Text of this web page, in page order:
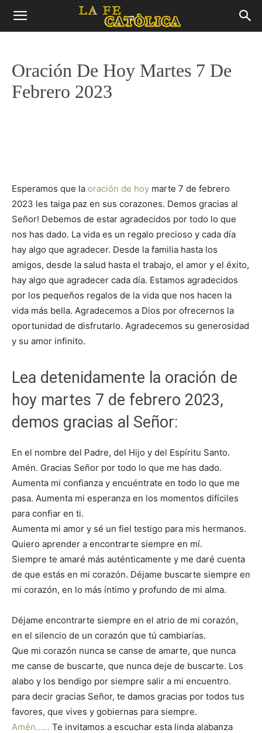
Oración De Hoy Martes 7 De
Febrero 2023
Esperamos que la oración de hoy marte 7 de febrero
2023 les taiga paz en sus corazones. Demos gracias al
Señor! Debemos de estar agradecidos por todo lo que
nos has dado. La vida es un regalo precioso y cada día
hay algo que agradecer. Desde la familia hasta los
amigos, desde la salud hasta el trabajo, el amor y el éxito,
hay algo que agradecer cada día. Estamos agradecidos
por los pequeños regalos de la vida que nos hacen la
vida más bella. Agradecemos a Dios por ofrecernos la
oportunidad de disfrutarlo. Agradecemos su generosidad
y su amor infinito.
Lea detenidamente la oración de
hoy martes 7 de febrero 2023,
demos gracias al Señor:
En el nombre del Padre, del Hijo y del Espíritu Santo.
Amén. Gracias Señor por todo lo que me has dado.
Aumenta mi confianza y encuéntrate en todo lo que me
pasa. Aumenta mi esperanza en los momentos difíciles
para confiar en ti.
Aumenta mi amor y sé un fiel testigo para mis hermanos.
Quiero aprender a encontrarte siempre en mí.
Siempre te amaré más auténticamente y me daré cuenta
de que estás en mi corazón. Déjame buscarte siempre en
mi corazón, en lo más íntimo y profundo de mi alma.
Déjame encontrarte siempre en el atrio de mi corazón,
en el silencio de un corazón que tú cambiarías.
Que mi corazón nunca se canse de amarte, que nunca
me canse de buscarte, que nunca deje de buscarte. Los
alabo y los bendigo por siempre salir a mi encuentro.
para decir gracias Señor, te damos gracias por todos tus
favores, que vives y gobiernas para siempre.
Amén…… Te invitamos a escuchar esta linda alabanza